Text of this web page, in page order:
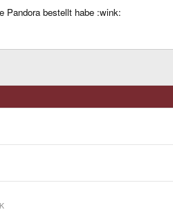
Pandora bestellt habe :wink: